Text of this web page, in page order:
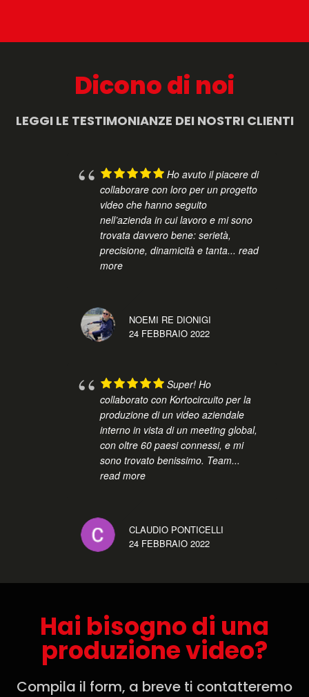
Dicono di noi
LEGGI LE TESTIMONIANZE DEI NOSTRI CLIENTI
Ho avuto il piacere di
collaborare con loro per un progetto
video che hanno seguito
nell’azienda in cui lavoro e mi sono
trovata davvero bene: serietà,
precisione, dinamicità e tanta... read
more
NOEMI RE DIONIGI
24 FEBBRAIO 2022
Super! Ho
collaborato con Kortocircuito per la
produzione di un video aziendale
interno in vista di un meeting global,
con oltre 60 paesi connessi, e mi
sono trovato benissimo. Team...
read more
CLAUDIO PONTICELLI
24 FEBBRAIO 2022
Hai bisogno di una
produzione video?
Compila il form, a breve ti contatteremo